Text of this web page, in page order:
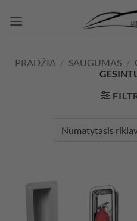
PRADŽIA / SAUGUMAS /